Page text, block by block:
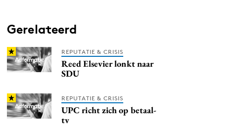
Gerelateerd
REPUTATIE & CRISIS
Reed Elsevier lonkt naar
SDU
REPUTATIE & CRISIS
UPC richt zich op betaal-
tv